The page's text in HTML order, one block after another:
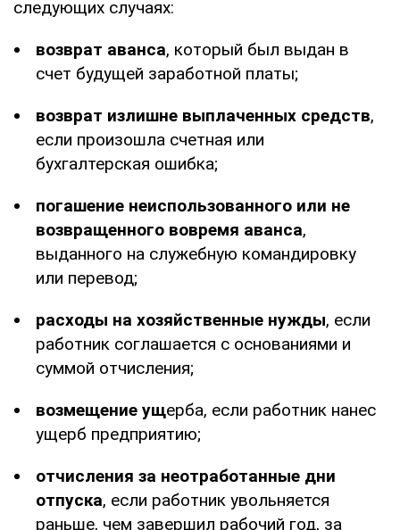
следующих случаях:
возврат аванса, который был выдан в
счет будущей заработной платы;
возврат излишне выплаченных средств,
если произошла счетная или
бухгалтерская ошибка;
погашение неиспользованного или не
возвращенного вовремя аванса,
выданного на служебную командировку
или перевод;
расходы на хозяйственные нужды, если
работник соглашается с основаниями и
суммой отчисления;
возмещение ущерба, если работник нанес
ущерб предприятию;
отчисления за неотработанные дни
отпуска, если работник увольняется
раньше, чем завершил рабочий год, за